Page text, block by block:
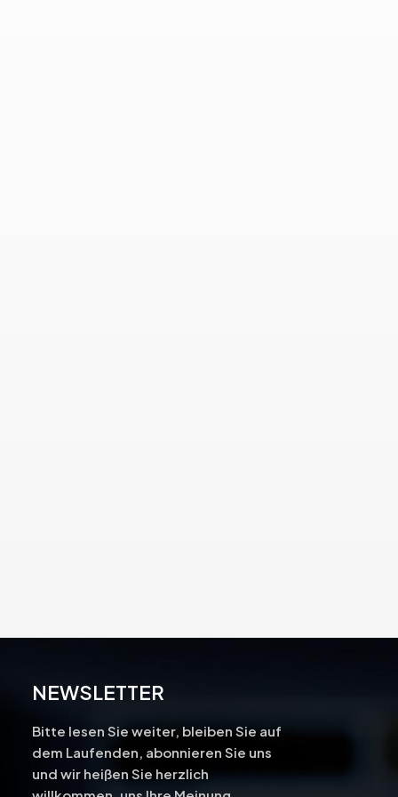
NEWSLETTER
Bitte lesen Sie weiter, bleiben Sie auf
dem Laufenden, abonnieren Sie uns
und wir heißen Sie herzlich